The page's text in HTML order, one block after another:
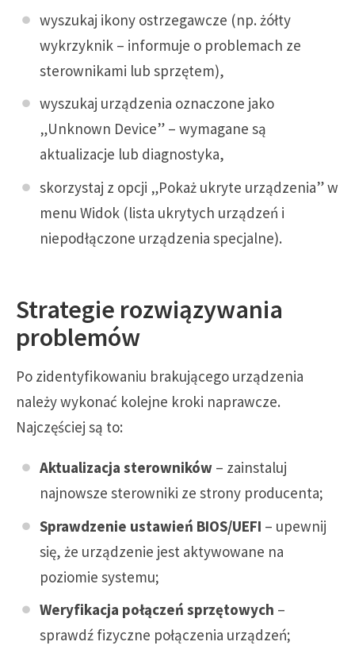
wyszukaj ikony ostrzegawcze (np. żółty
wykrzyknik – informuje o problemach ze
sterownikami lub sprzętem),
wyszukaj urządzenia oznaczone jako
„Unknown Device” – wymagane są
aktualizacje lub diagnostyka,
skorzystaj z opcji „Pokaż ukryte urządzenia” w
menu Widok (lista ukrytych urządzeń i
niepodłączone urządzenia specjalne).
Strategie rozwiązywania
problemów
Po zidentyfikowaniu brakującego urządzenia
należy wykonać kolejne kroki naprawcze.
Najczęściej są to:
Aktualizacja sterowników – zainstaluj
najnowsze sterowniki ze strony producenta;
Sprawdzenie ustawień BIOS/UEFI – upewnij
się, że urządzenie jest aktywowane na
poziomie systemu;
Weryfikacja połączeń sprzętowych –
sprawdź fizyczne połączenia urządzeń;